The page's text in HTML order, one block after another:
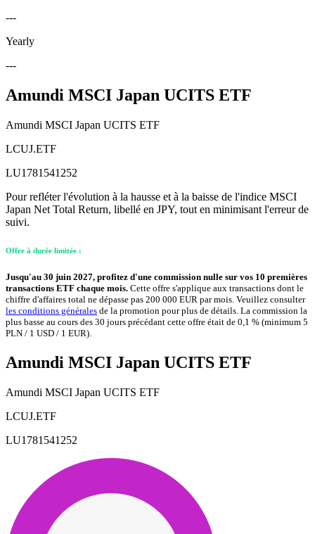
---
Yearly
---
Amundi MSCI Japan UCITS ETF
Amundi MSCI Japan UCITS ETF
LCUJ.ETF
LU1781541252
Pour refléter l'évolution à la hausse et à la baisse de l'indice MSCI
Japan Net Total Return, libellé en JPY, tout en minimisant l'erreur de
suivi.
Offre à durée limitée :
Jusqu'au 30 juin 2027, profitez d'une commission nulle sur vos 10 premières
transactions ETF chaque mois. Cette offre s'applique aux transactions dont le
chiffre d'affaires total ne dépasse pas 200 000 EUR par mois. Veuillez consulter
les conditions générales de la promotion pour plus de détails. La commission la
plus basse au cours des 30 jours précédant cette offre était de 0,1 % (minimum 5
PLN / 1 USD / 1 EUR).
Amundi MSCI Japan UCITS ETF
Amundi MSCI Japan UCITS ETF
LCUJ.ETF
LU1781541252